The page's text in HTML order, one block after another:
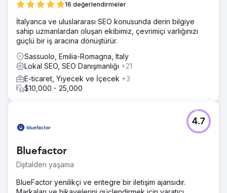
16 değerlendirmeler
İtalyanca ve uluslararası SEO konusunda derin bilgiye
sahip uzmanlardan oluşan ekibimiz, çevrimiçi varlığınızı
güçlü bir iş aracına dönüştürür.
Sassuolo, Emilia-Romagna, Italy
Lokal SEO, SEO Danışmanlığı +21
E-ticaret, Yiyecek ve İçecek +3
$10,000 - 25,000
Bluefactor
Dijitalden yaşama
4.7
BlueFactor yenilikçi ve entegre bir iletişim ajansıdır.